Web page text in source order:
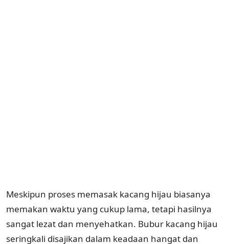
Meskipun proses memasak kacang hijau biasanya
memakan waktu yang cukup lama, tetapi hasilnya
sangat lezat dan menyehatkan. Bubur kacang hijau
seringkali disajikan dalam keadaan hangat dan